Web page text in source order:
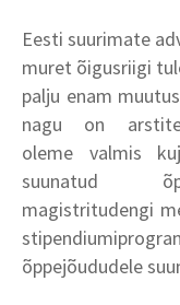
Eesti suurimate
muret õigusriigi
palju enam
nagu on
oleme valmis
suunatud
magistritudengi
õppejõududele